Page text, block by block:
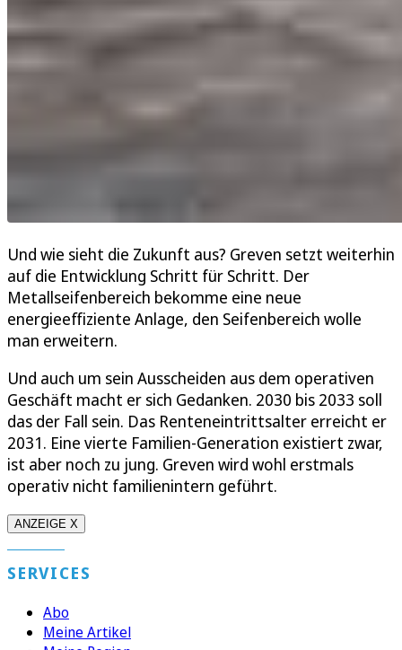
Und wie sieht die Zukunft aus? Greven setzt weiterhin
auf die Entwicklung Schritt für Schritt. Der
Metallseifenbereich bekomme eine neue
energieeffiziente Anlage, den Seifenbereich wolle
man erweitern.
Und auch um sein Ausscheiden aus dem operativen
Geschäft macht er sich Gedanken. 2030 bis 2033 soll
das der Fall sein. Das Renteneintrittsalter erreicht er
2031. Eine vierte Familien-Generation existiert zwar,
ist aber noch zu jung. Greven wird wohl erstmals
operativ nicht familienintern geführt.
ANZEIGE X
SERVICES
Abo
Meine Artikel